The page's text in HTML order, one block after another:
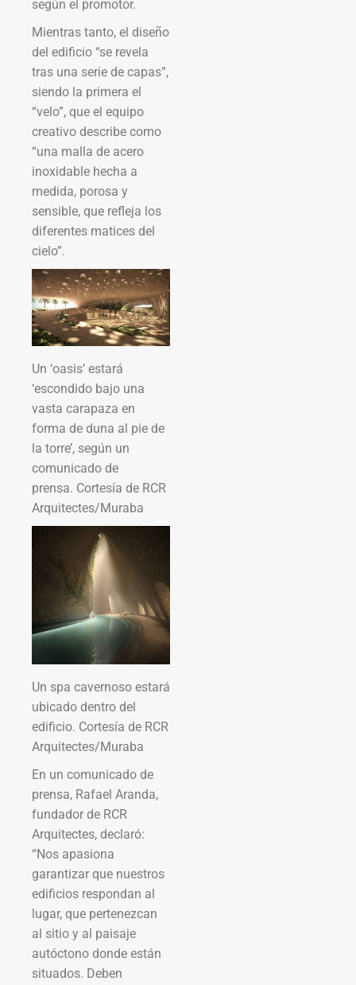
según el promotor.
Mientras tanto, el diseño
del edificio “se revela
tras una serie de capas”,
siendo la primera el
“velo”, que el equipo
creativo describe como
“una malla de acero
inoxidable hecha a
medida, porosa y
sensible, que refleja los
diferentes matices del
cielo”.
Un ‘oasis’ estará
‘escondido bajo una
vasta carapaza en
forma de duna al pie de
la torre’, según un
comunicado de
prensa. Cortesía de RCR
Arquitectes/Muraba
Un spa cavernoso estará
ubicado dentro del
edificio. Cortesía de RCR
Arquitectes/Muraba
En un comunicado de
prensa, Rafael Aranda,
fundador de RCR
Arquitectes, declaró:
“Nos apasiona
garantizar que nuestros
edificios respondan al
lugar, que pertenezcan
al sitio y al paisaje
autóctono donde están
situados. Deben